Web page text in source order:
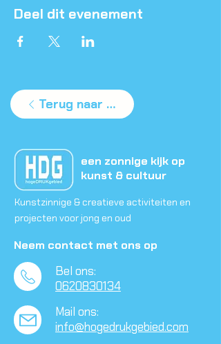
Deel dit evenement
Terug naar agenda
een zonnige kijk op
kunst & cultuur
Kunstzinnige & creatieve activiteiten en
projecten voor jong en oud
Neem contact met ons op
Bel ons:
0620830134
Mail ons:
info@hogedrukgebied.com